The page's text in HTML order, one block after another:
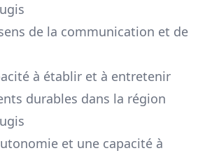
de la communication et de
à établir et à entretenir
durables dans la région
et une capacité à